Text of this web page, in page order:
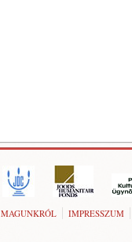
MAGUNKRÓL IMPRESSZUM